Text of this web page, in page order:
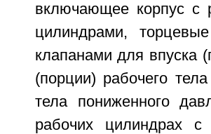
включающее корпус с
цилиндрами,
клапанами для впуска
(порции) рабочего
тела пониженного
рабочих цилиндрах